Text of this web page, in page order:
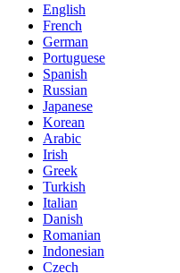
English
French
German
Portuguese
Spanish
Russian
Japanese
Korean
Arabic
Irish
Greek
Turkish
Italian
Danish
Romanian
Indonesian
Czech